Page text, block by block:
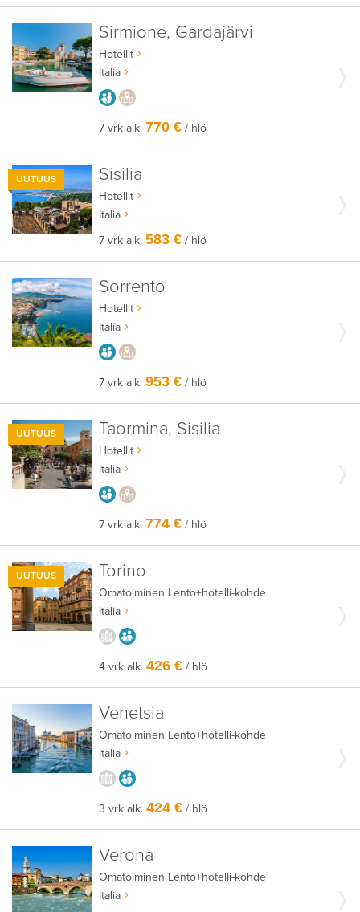
Sirmione, Gardajärvi
Hotellit
Italia
AIKUISEEN MAKUUN
7 vrk alk.770 € / hlö
UUTUUS Sisilia
Hotellit
Italia
7 vrk alk.583 € / hlö
Sorrento
Hotellit
Italia
AIKUISEEN MAKUUN
7 vrk alk.953 € / hlö
UUTUUS Taormina, Sisilia
Hotellit
Italia
AIKUISEEN MAKUUN
7 vrk alk.774 € / hlö
UUTUUS Torino
Omatoiminen Lento+hotelli-kohde
Italia
KAUPUNGISTA KOKEMUKSIA
4 vrk alk.426 € / hlö
Venetsia
Omatoiminen Lento+hotelli-kohde
Italia
KAUPUNGISTA KOKEMUKSIA
3 vrk alk.424 € / hlö
Verona
Omatoiminen Lento+hotelli-kohde
Italia